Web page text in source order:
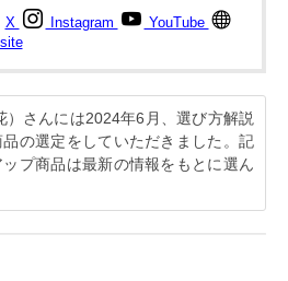
X Instagram
YouTube
さんには2024年6月、選び方解説
の選定をしていただきました。記
プ商品は最新の情報をもとに選ん